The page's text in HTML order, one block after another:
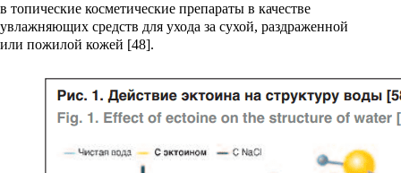
в топические косметические препараты в качестве
увлажняющих средств для ухода за сухой, раздраженной
или пожилой кожей [48].